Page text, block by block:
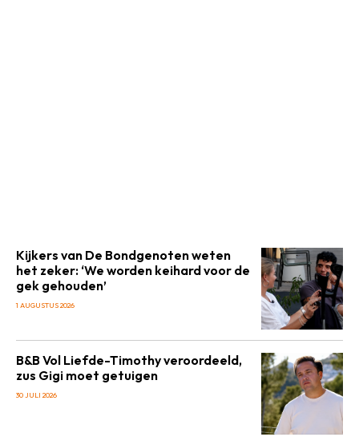
Kijkers van De Bondgenoten weten
het zeker: ‘We worden keihard voor de
gek gehouden’
1 AUGUSTUS 2026
B&B Vol Liefde-Timothy veroordeeld,
zus Gigi moet getuigen
30 JULI 2026